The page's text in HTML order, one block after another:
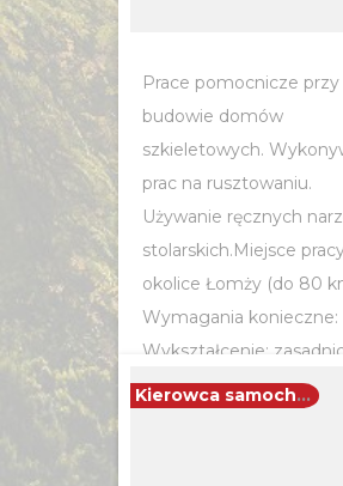
Prace pomocnicze przy
budowie domów
szkieletowych.
prac na rusztowaniu.
Używanie ręcznych
stolarskich.Miejsce
okolice Łomży (do 80
Wymagania konieczne:
Wykształcenie:
zawodowe Wymagania
Kierowca samochodu dostawczego (k/m)